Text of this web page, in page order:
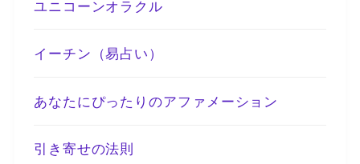
ユニコーンオラクル
イーチン（易占い）
あなたにぴったりのアファメーション
引き寄せの法則